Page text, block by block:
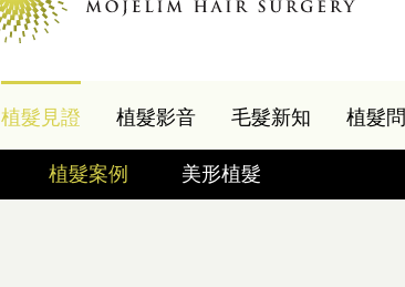
植髮見證
植髮案例 美形植髮
植髮影音 毛髮新知 植髮